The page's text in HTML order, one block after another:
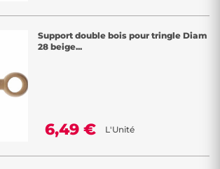
Support double bois pour tringle Diam
28 beige...
6,49 € L'Unité